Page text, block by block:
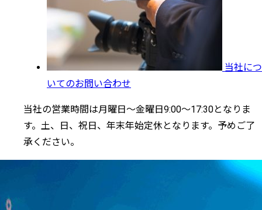
当社につ
いてのお問い合わせ
当社の営業時間は月曜日～金曜日9:00～17:30となりま
す。土、日、祝日、年末年始定休となります。予めご了
承ください。